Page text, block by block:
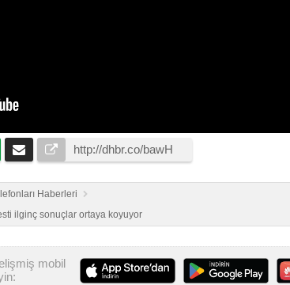
Haberleri
ilginç sonuçlar ortaya koyuyor
mobil